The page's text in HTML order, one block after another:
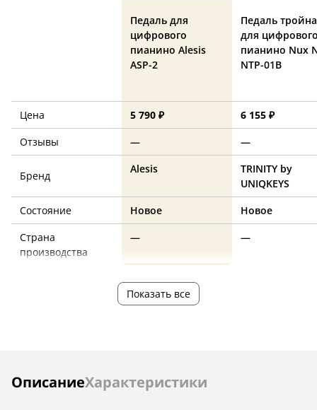
Педаль для
цифрового
пианино Alesis
ASP-2
Педаль
для
пианино Nux
NTP-01B
Цена 5 790 ₽
6 155 ₽
Отзывы
— —
Бренд
Alesis
TRINITY by
UNIQKEYS
Состояние
Новое
Новое
Страна
производства
— —
Показать все
ОписаниеХарактеристики
Инструкции